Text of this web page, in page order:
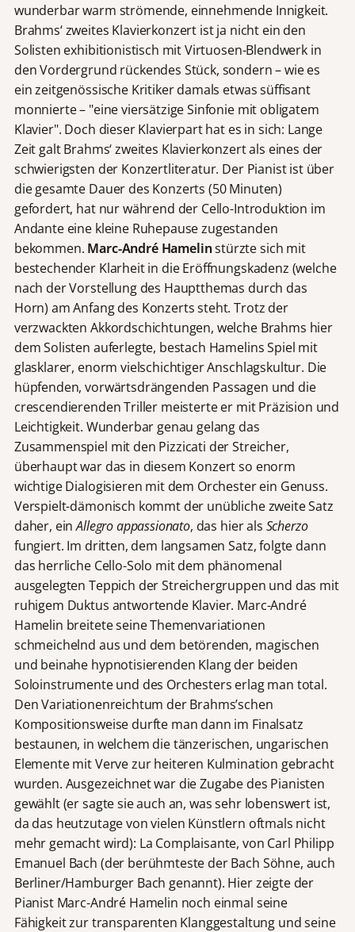
wunderbar warm strömende, einnehmende Innigkeit.
Brahms‘ zweites Klavierkonzert ist ja nicht ein den
Solisten exhibitionistisch mit Virtuosen-Blendwerk in
den Vordergrund rückendes Stück, sondern – wie es
ein zeitgenössische Kritiker damals etwas süffisant
monnierte – "eine viersätzige Sinfonie mit obligatem
Klavier". Doch dieser Klavierpart hat es in sich: Lange
Zeit galt Brahms‘ zweites Klavierkonzert als eines der
schwierigsten der Konzertliteratur. Der Pianist ist über
die gesamte Dauer des Konzerts (50 Minuten)
gefordert, hat nur während der Cello-Introduktion im
Andante eine kleine Ruhepause zugestanden
bekommen. Marc-André Hamelinstürzte sich mit
bestechender Klarheit in die Eröffnungskadenz (welche
nach der Vorstellung des Hauptthemas durch das
Horn) am Anfang des Konzerts steht. Trotz der
verzwackten Akkordschichtungen, welche Brahms hier
dem Solisten auferlegte, bestach Hamelins Spiel mit
glasklarer, enorm vielschichtiger Anschlagskultur. Die
hüpfenden, vorwärtsdrängenden Passagen und die
crescendierenden Triller meisterte er mit Präzision und
Leichtigkeit. Wunderbar genau gelang das
Zusammenspiel mit den Pizzicati der Streicher,
überhaupt war das in diesem Konzert so enorm
wichtige Dialogisieren mit dem Orchester ein Genuss.
Verspielt-dämonisch kommt der unübliche zweite Satz
daher, einAllegro appassionato, das hier als Scherzo
fungiert. Im dritten, dem langsamen Satz, folgte dann
das herrliche Cello-Solo mit dem phänomenal
ausgelegten Teppich der Streichergruppen und das mit
ruhigem Duktus antwortende Klavier. Marc-André
Hamelin breitete seine Themenvariationen
schmeichelnd aus und dem betörenden, magischen
und beinahe hypnotisierenden Klang der beiden
Soloinstrumente und des Orchesters erlag man total.
Den Variationenreichtum der Brahms’schen
Kompositionsweise durfte man dann im Finalsatz
bestaunen, in welchem die tänzerischen, ungarischen
Elemente mit Verve zur heiteren Kulmination gebracht
wurden. Ausgezeichnet war die Zugabe des Pianisten
gewählt (er sagte sie auch an, was sehr lobenswert ist,
da das heutzutage von vielen Künstlern oftmals nicht
mehr gemacht wird): La Complaisante, von Carl Philipp
Emanuel Bach (der berühmteste der Bach Söhne, auch
Berliner/Hamburger Bach genannt). Hier zeigte der
Pianist Marc-André Hamelin noch einmal seine
Fähigkeit zur transparenten Klanggestaltung und seine